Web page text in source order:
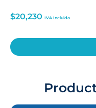
$20,230 IVA Incluido